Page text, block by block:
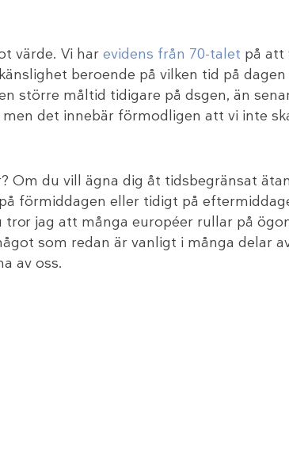
värde. Vi har evidens från 70-talet på att
beroende på vilken tid på
större måltid tidigare på dsgen, än
det innebär förmodligen att vi inte
Om du vill ägna dig åt tidsbegränsat
förmiddagen eller tidigt på
jag att många européer rullar på
som redan är vanligt i många delar
av oss.